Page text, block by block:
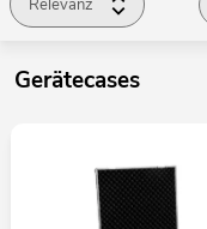
Gerätecases